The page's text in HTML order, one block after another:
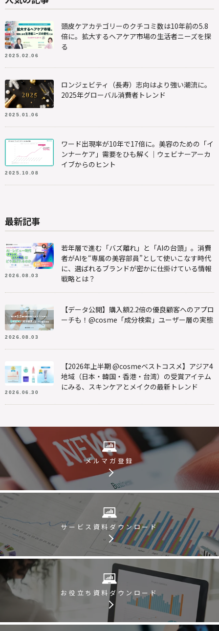
2025.02.06
頭皮ケアカテゴリーのクチコミ数は10年前の5.8
倍に。拡大するヘアケア市場の生活者ニーズを探
る
2025.01.06
ロンジェビティ（長寿）志向はより強い潮流に。
2025年グローバル消費者トレンド
2025.10.08
ワード出現率が10年で17倍に。美容のための「イ
ンナーケア」需要をひも解く｜ウェビナーアーカ
イブからのヒント
最新記事
2026.08.03
若年層で進む「バズ離れ」と「AIの台頭」。消費
者がAIを“専属の美容部員”として使いこなす時代
に、選ばれるブランドが密かに仕掛けている情報
戦略とは？
2026.08.03
【データ公開】購入額2.2倍の優良顧客へのアプロ
ーチも！@cosme「成分検索」ユーザー層の実態
2026.06.30
【2026年上半期 @cosmeベストコスメ】アジア4
地域（日本・韓国・香港・台湾）の受賞アイテム
にみる、スキンケアとメイクの最新トレンド
メルマガ登録
サービス資料 ダウンロード
お役立ち資料 ダウンロード